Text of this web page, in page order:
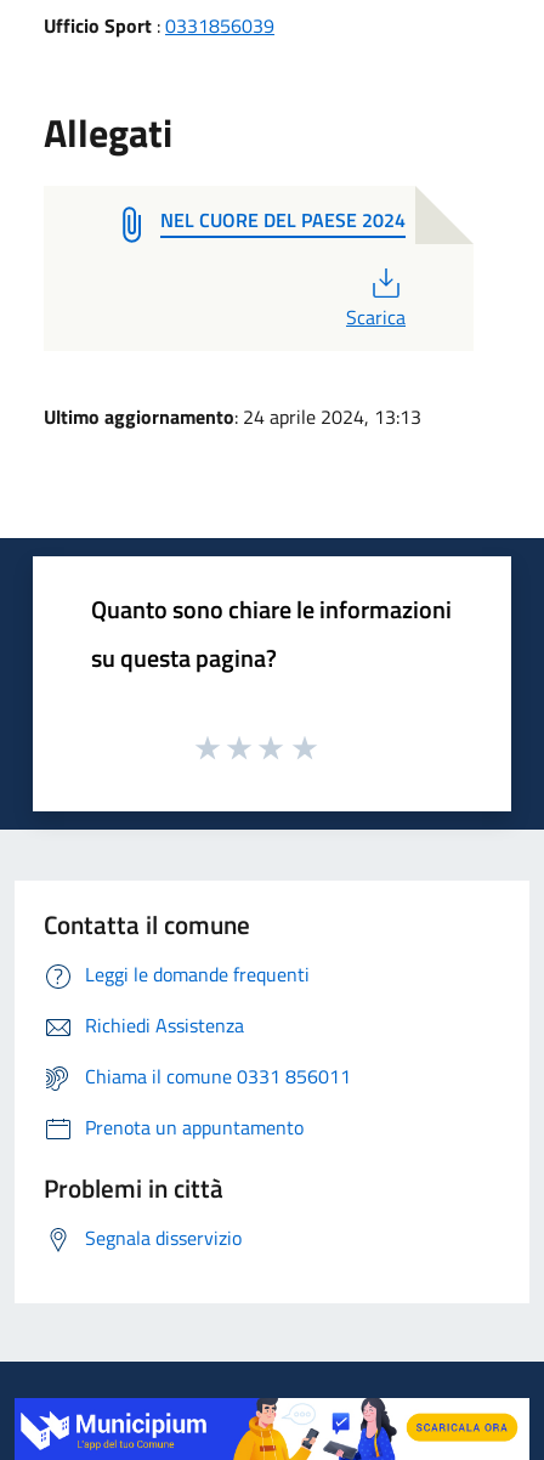
Ufficio Sport :0331856039
Allegati
NEL CUORE DEL PAESE 2024
Scarica
Ultimo aggiornamento: 24 aprile 2024, 13:13
Quanto sono chiare le informazioni
su questa pagina?
Contatta il comune
Leggi le domande frequenti
Richiedi Assistenza
Chiama il comune 0331 856011
Prenota un appuntamento
Problemi in città
Segnala disservizio